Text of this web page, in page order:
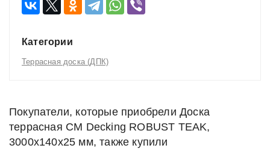
Категории
Террасная доска (ДПК)
Покупатели, которые приобрели Доска
террасная CM Decking ROBUST TEAK,
3000х140х25 мм, также купили